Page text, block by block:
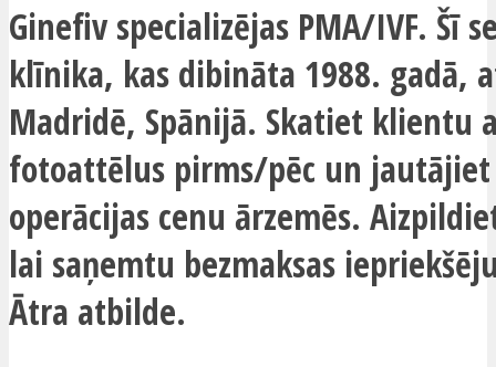
Ginefiv specializējas PMA/IVF. Šī
klīnika, kas dibināta 1988. gadā,
Madridē, Spānijā. Skatiet klientu
fotoattēlus pirms/pēc un
operācijas cenu ārzemēs.
lai saņemtu bezmaksas
Ātra atbilde.